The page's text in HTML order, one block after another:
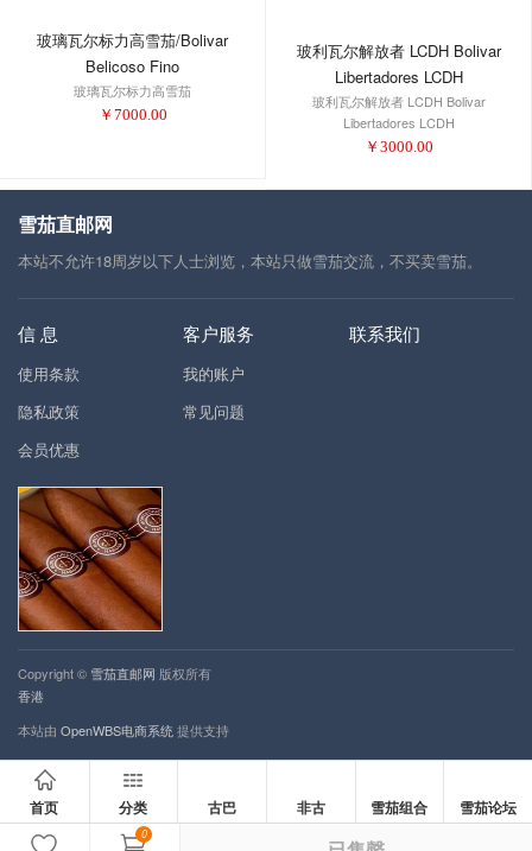
玻璃瓦尔标力高雪茄/Bolivar
Belicoso Fino
玻璃瓦尔标力高雪茄
￥ 7000.00
玻利瓦尔解放者 LCDH Bolivar
Libertadores LCDH
玻利瓦尔解放者 LCDH Bolivar
Libertadores LCDH
￥ 3000.00
0
雪茄直邮网
本站不允许18周岁以下人士浏览，本站只做雪茄交流，不买卖雪茄。
信 息
使用条款
隐私政策
会员优惠
客户服务
我的账户
常见问题
联系我们
Copyright © 雪茄直邮网 版权所有
香港
本站由 OpenWBS电商系统 提供支持
首页 分类 古巴 非古 雪茄组合 雪茄论坛